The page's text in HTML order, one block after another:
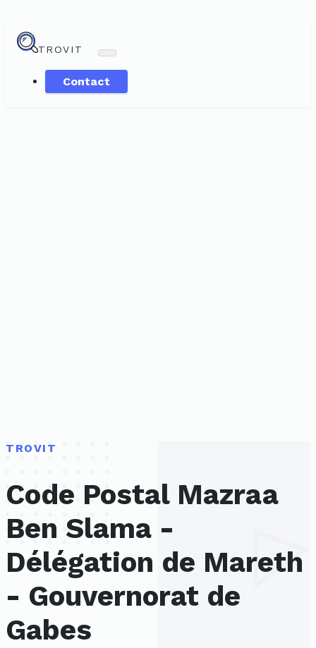
TROVIT
Contact
TROVIT
Code Postal Mazraa
Ben Slama -
Délégation de Mareth
- Gouvernorat de
Gabes